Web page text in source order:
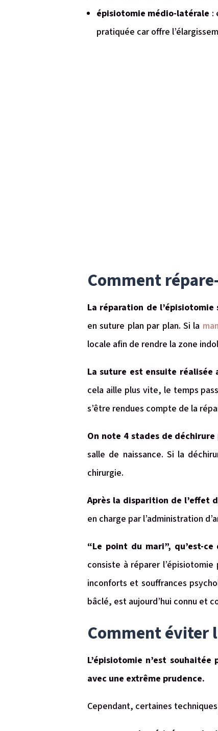
épisiotomie médio-latérale :
pratiquée car offre
Comment
La réparation de
en suture plan par plan. Si la
locale afin de rendre la zone
La suture est ensuite réalisée
cela aille plus vite, le temps
s’être rendues compte de la
On note 4 stades de
salle de naissance. Si la
chirurgie.
Après la disparition de l’effet
en charge par l’administration
“Le point du mari”, qu’est-ce
consiste à réparer
inconforts et souffrances
bâclé, est aujourd’hui connu et
Comment éviter
L’épisiotomie n’est
avec une extrême prudence.
Cependant, certaines